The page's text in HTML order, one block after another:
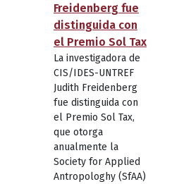
Freidenberg fue
distinguida con
el Premio Sol Tax
La investigadora de
CIS/IDES-UNTREF
Judith Freidenberg
fue distinguida con
el Premio Sol Tax,
que otorga
anualmente la
Society for Applied
Antropologhy (SfAA)